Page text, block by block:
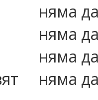
няма
няма
няма
няма